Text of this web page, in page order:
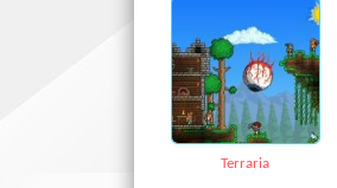
Terraria